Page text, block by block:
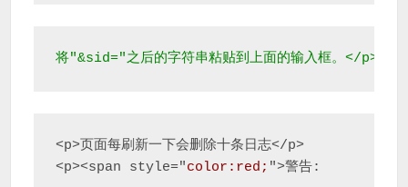
将"&sid="之后的字符串粘贴到上面的输入框。</p>
<p>页面每刷新一下会删除十条日志</p>
<p><span style="color:red; ">警告: